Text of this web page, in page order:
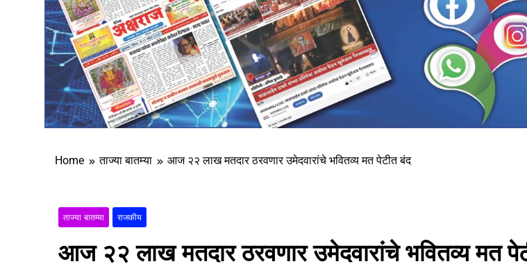
Home ताज्या बातम्या आज २२ लाख मतदार ठरवणार उमेदवारांचे भवितव्य मत पेटीत बंद
ताज्या बातम्या राजकीय
आज २२ लाख मतदार ठरवणार उमेदवारांचे भवितव्य मत